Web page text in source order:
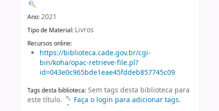
Ano:2021
Tipo de Material: Livros
Recursos online:
https://biblioteca.cade.gov.br/cgi-
bin/koha/opac-retrieve-file.pl?
id=043e0c965bde1eae45fddeb857745c09
Tags desta biblioteca: Sem tags desta biblioteca para
este título.
Faça o login para adicionar tags.